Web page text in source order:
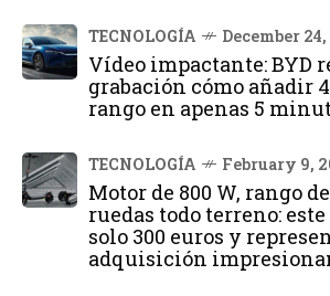
TECNOLOGÍA December
Vídeo impactante: BYD
grabación cómo añadir
rango en apenas 5
TECNOLOGÍA February 9,
Motor de 800 W, rango
ruedas todo terreno:
solo 300 euros y
adquisición